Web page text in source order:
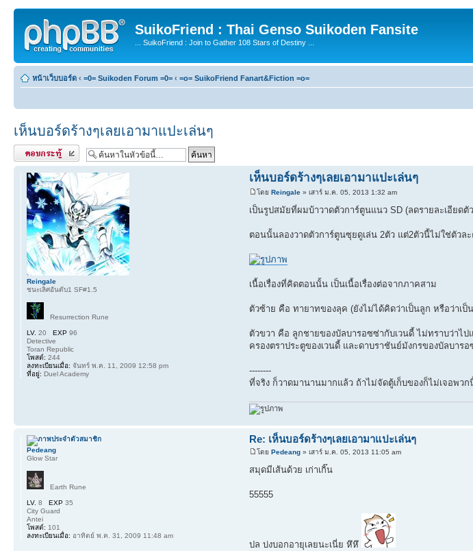
SuikoFriend : Thai Genso Suikoden Fansite
... SuikoFriend : Join to Gather 108 Stars of Destiny ...
หน้าเว็บบอร์ด ‹ =0= Suikoden Forum =0= ‹ =o= SuikoFriend Fanart&Fiction =o=
เห็นบอร์ดร้างๆเลยเอามาแปะเล่นๆ
ตอบกระทู้
เห็นบอร์ดร้างๆเลยเอามาแปะเล่นๆ
โดย Reingale» เสาร์ ม.ค. 05, 2013 1:32 am
เป็นรูปสมัยที่ผมบ้าวาดตัวการ์ตูนแนว SD (ลดรายละเอียดตั
ตอนนั้นลองวาดตัวการ์ตูนซุยดูเล่น 2ตัว แต่2ตัวนี้ไม่ใช่ตัวล
เนื้อเรื่องที่คิดตอนนั้น เป็นเนื้อเรื่องต่อจากภาคสาม
ตัวซ้าย คือ ทายาทของลุค (ยังไม่ได้คิดว่าเป็นลูก หรือว่าเ
ตัวขวา คือ ลูกชายของบัลบารอซซ่ากับเวนดี้ ไม่ทราบว่าไ
ครองตราประตูของเวนดี้ และดาบราชันย์มังกรของบัลบารอ
--------
ที่จริง ก็วาดมานานมากแล้ว ถ้าไม่จัดตู้เก็บของก็ไม่เจอพว
Reingale
ชนะเลิศอันดับ1 SF#1.5
Resurrection Rune
LV. 20 EXP 96
Detective
Toran Republic
โพสต์: 244
ลงทะเบียนเมื่อ: จันทร์ พ.ค. 11, 2009 12:58 pm
ที่อยู่: Duel Academy
Re: เห็นบอร์ดร้างๆเลยเอามาแปะเล่นๆ
โดย Pedeang» เสาร์ ม.ค. 05, 2013 11:05 am
สมุดมีเส้นด้วย เก่าเกิ๊น
55555
ปล บ่งบอกอายุเลยนะเนี่ย หึหึ
Pedeang
Glow Star
Earth Rune
LV. 8 EXP 35
City Guard
Antei
โพสต์: 101
ลงทะเบียนเมื่อ: อาทิตย์ พ.ค. 31, 2009 11:48 am